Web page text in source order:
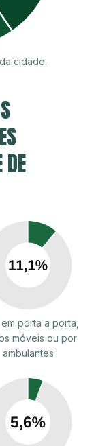
cidade.
em porta a porta,
móveis ou por
ambulantes